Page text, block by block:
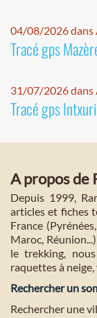
04/08/2026 dans
Tracé gps
31/07/2026 dans
Tracé gps
A propos de
Depuis 1999,
articles et fiches
France
Maroc,
le trekking,
raquettes à
Rechercher un
Rechercher une